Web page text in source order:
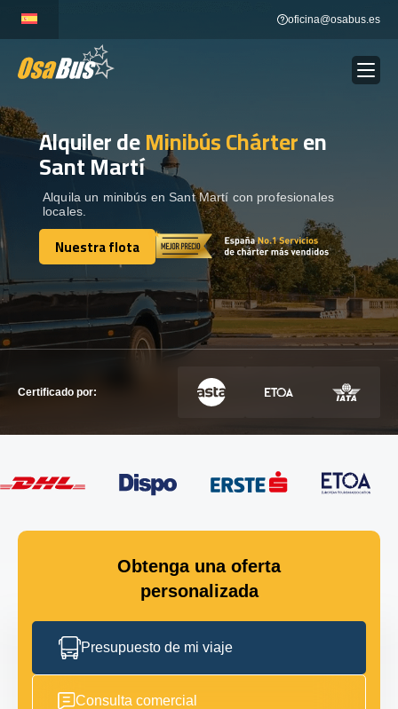
content
oficina@osabus.es
ALQUILER DE AUTOCARES Show dropdown
DESTINOS
RECORRIDAS Show dropdown
Alquiler deMinibús Chárteren
Sant Martí
Alquila un minibús en Sant Martí con profesionales
locales.
Nuestra flota
Nuestra flota
Certificado por:
Obtenga una oferta
personalizada
Presupuesto de mi viaje
Consulta comercial